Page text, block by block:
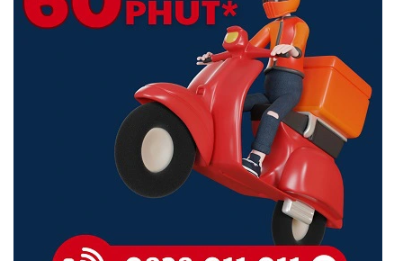
WiFi sẵn sàng kết nối ngay sau khi cắm cáp Ethernet vào switch. Dù
bạn là một người am hiểu công nghệ hoặc một người sử dụng lần
đầu, thiết lập S105 là siêu dễ dàng và trực quan. Cài đặt nhanh
chóng và dễ dàng để bạn có thể bắt đầu truy cập internet với S105.
Trải nghiệm mạng nhanh mà không mất gói tin